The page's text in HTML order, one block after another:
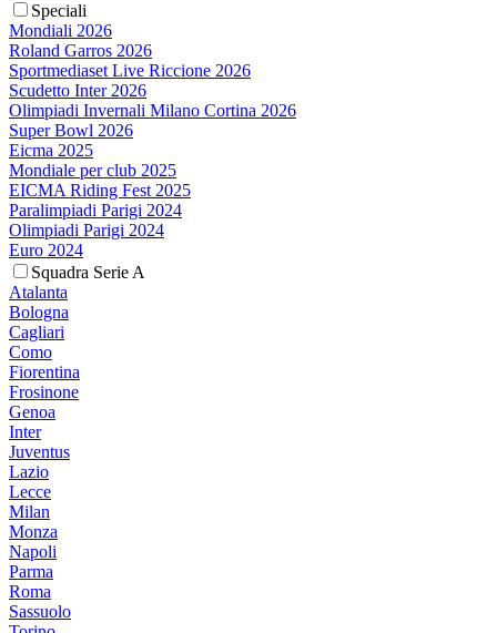
Speciali
Mondiali 2026
Roland Garros 2026
Sportmediaset Live Riccione 2026
Scudetto Inter 2026
Olimpiadi Invernali Milano Cortina 2026
Super Bowl 2026
Eicma 2025
Mondiale per club 2025
EICMA Riding Fest 2025
Paralimpiadi Parigi 2024
Olimpiadi Parigi 2024
Euro 2024
Squadra Serie A
Atalanta
Bologna
Cagliari
Como
Fiorentina
Frosinone
Genoa
Inter
Juventus
Lazio
Lecce
Milan
Monza
Napoli
Parma
Roma
Sassuolo